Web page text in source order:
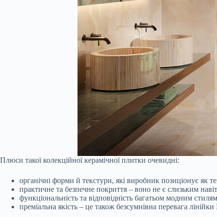
Плюси такої колекційної керамічної плитки очевидні:
органічні форми й текстури, які виробник позиціонує
практичне та безпечне покриття – воно не є слизьким
функціональність та відповідність багатьом модним
преміальна якість – це також безсумнівна перевага